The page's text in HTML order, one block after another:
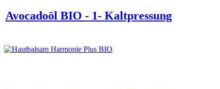
Avocadoöl BIO - 1- Kaltpressung